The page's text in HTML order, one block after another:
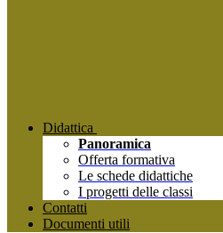
Didattica
Panoramica
Offerta formativa
Le schede didattiche
I progetti delle classi
Contatti
Documenti utili